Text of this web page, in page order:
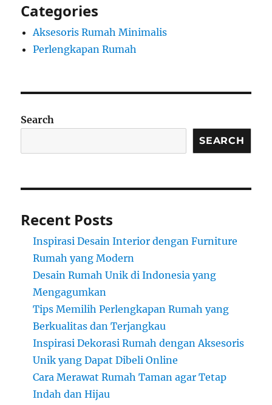
Categories
Aksesoris Rumah Minimalis
Perlengkapan Rumah
Search
SEARCH
Recent Posts
Inspirasi Desain Interior dengan Furniture
Rumah yang Modern
Desain Rumah Unik di Indonesia yang
Mengagumkan
Tips Memilih Perlengkapan Rumah yang
Berkualitas dan Terjangkau
Inspirasi Dekorasi Rumah dengan Aksesoris
Unik yang Dapat Dibeli Online
Cara Merawat Rumah Taman agar Tetap
Indah dan Hijau